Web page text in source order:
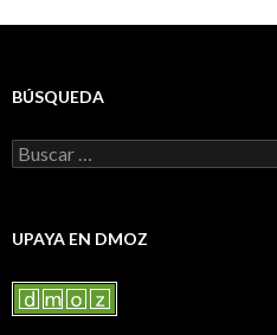
BÚSQUEDA
Buscar:
UPAYA EN DMOZ